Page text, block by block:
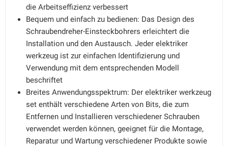
die Arbeitseffizienz verbessert
Bequem und einfach zu bedienen: Das Design des
Schraubendreher-Einsteckbohrers erleichtert die
Installation und den Austausch. Jeder elektriker
werkzeug ist zur einfachen Identifizierung und
Verwendung mit dem entsprechenden Modell
beschriftet
Breites Anwendungsspektrum: Der elektriker werkzeug
set enthält verschiedene Arten von Bits, die zum
Entfernen und Installieren verschiedener Schrauben
verwendet werden können, geeignet für die Montage,
Reparatur und Wartung verschiedener Produkte sowie